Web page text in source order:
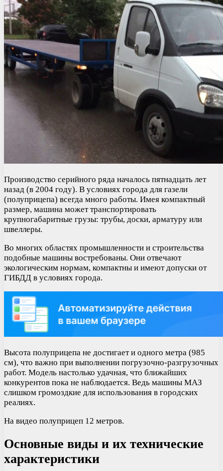
Производство серийного ряда началось пятнадцать лет
назад (в 2004 году). В условиях города для газели
(полуприцепа) всегда много работы. Имея компактный
размер, машина может транспортировать
крупногабаритные грузы: трубы, доски, арматуру или
швеллеры.
Во многих областях промышленности и строительства
подобные машины востребованы. Они отвечают
экологическим нормам, компактны и имеют допуски от
ГИБДД в условиях города.
Высота полуприцепа не достигает и одного метра (985
см), что важно при выполнении погрузочно-разгрузочных
работ. Модель настолько удачная, что ближайших
конкурентов пока не наблюдается. Ведь машины МАЗ
слишком громоздкие для использования в городских
реалиях.
На видео полуприцеп 12 метров.
Основные виды и их технические
характеристики